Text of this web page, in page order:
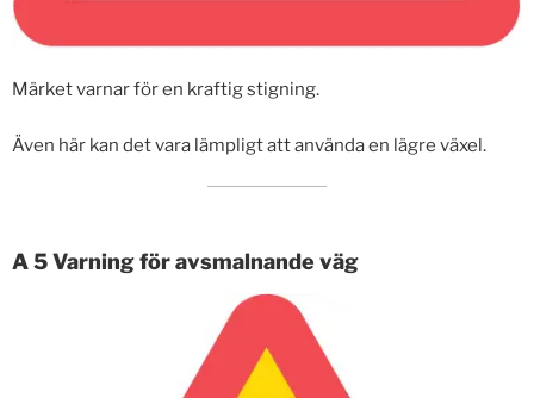
Märket varnar för en kraftig stigning.
Även här kan det vara lämpligt att använda en lägre växel.
A 5 Varning för avsmalnande väg